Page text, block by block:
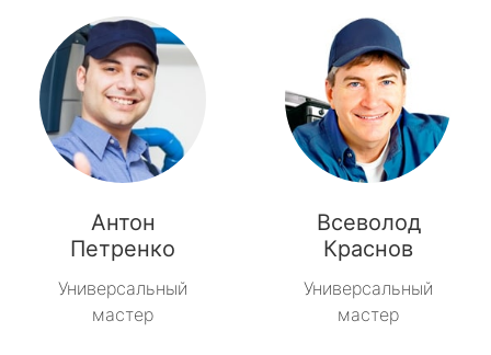
Антон
Петренко
Универсальный
мастер
Всеволод
Краснов
Универсальный
мастер